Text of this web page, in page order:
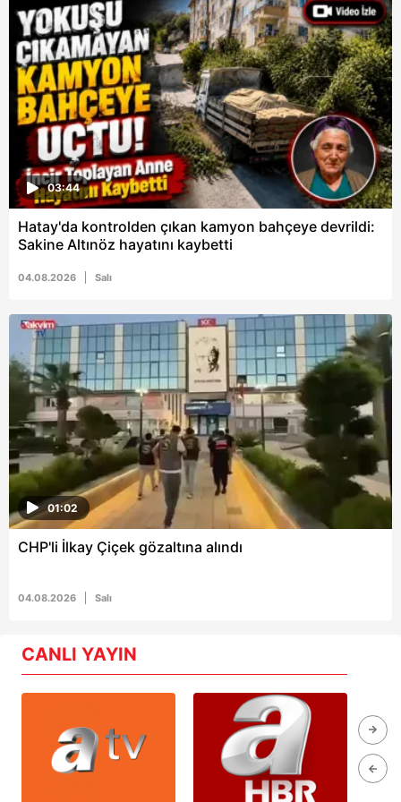
6698 sayılı Kişisel Verilerin Korunması Kanunu uyarınca
hazırlanmış Aydınlatma Metnimizi okumak ve sitemizde
ilgili mevzuata uygun olarak kullanılan çerezlerle ilgili bilgi
almak için lütfentıklayınız.
03:44
Hatay'da kontrolden çıkan kamyon bahçeye devrildi:
Sakine Altınöz hayatını kaybetti
04.08.2026 Salı
01:02
CHP'li İlkay Çiçek gözaltına alındı
04.08.2026 Salı
CANLI YAYIN